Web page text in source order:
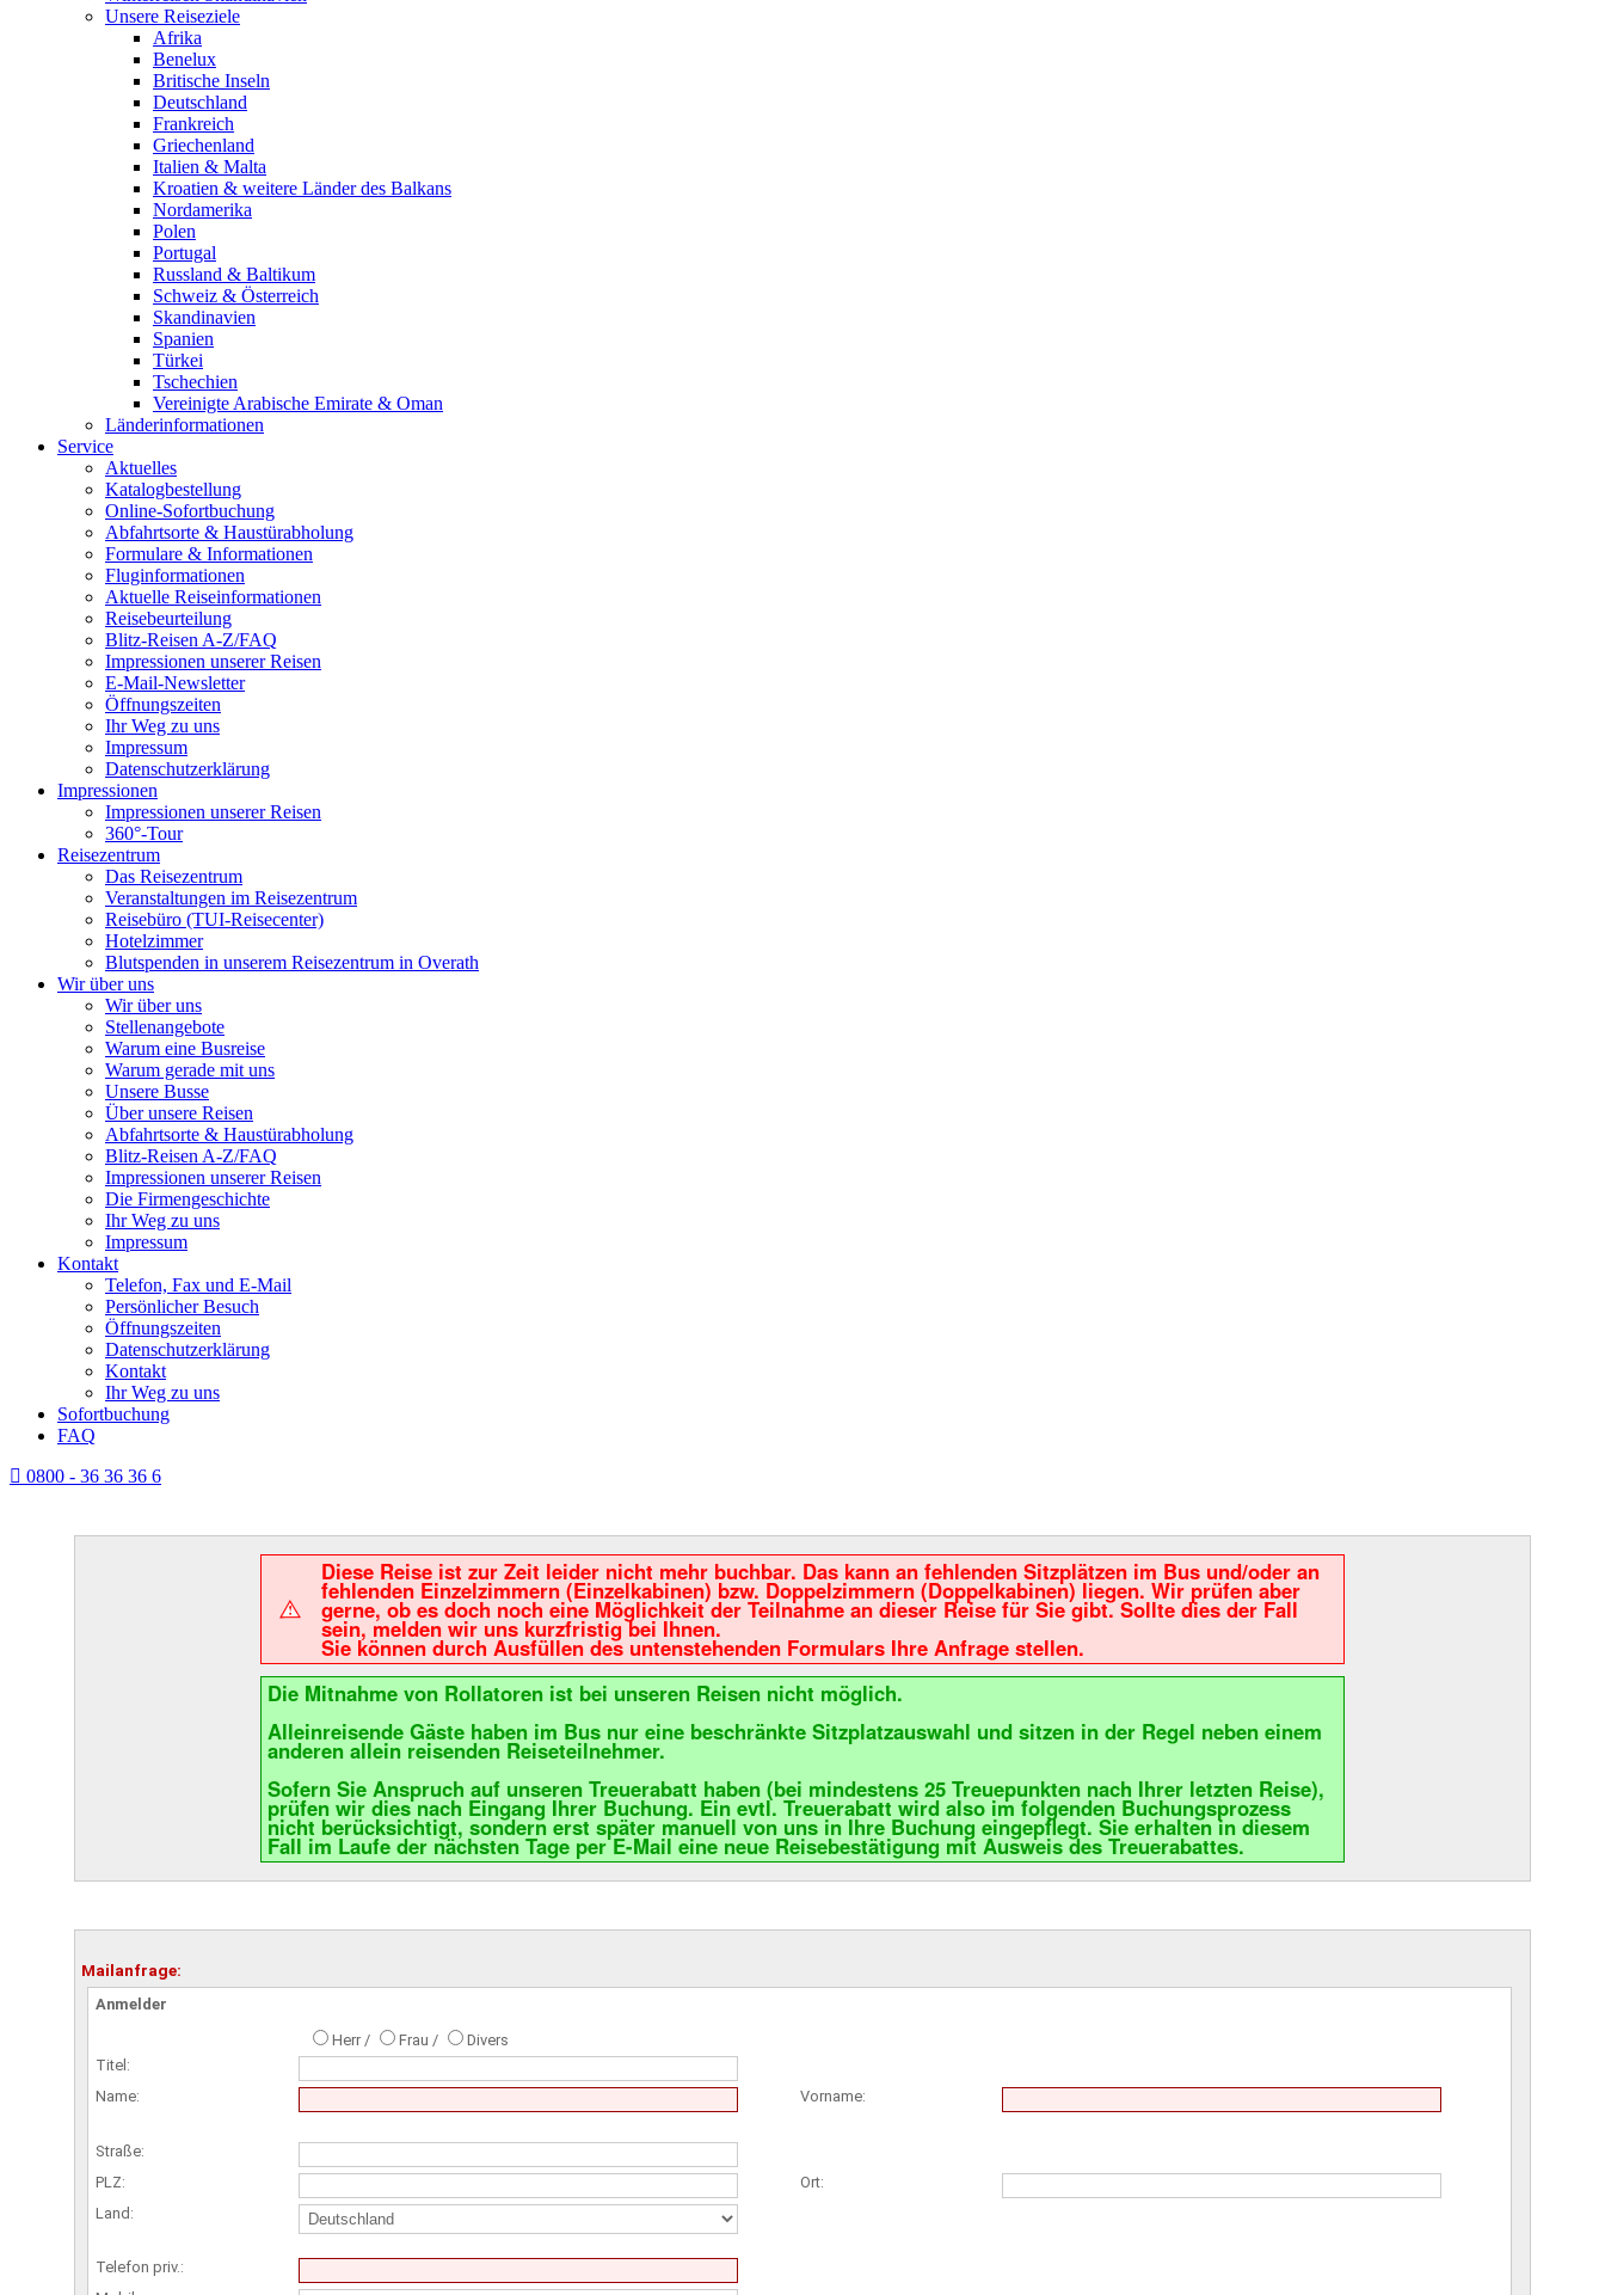
Unsere Reiseziele
Afrika
Benelux
Britische Inseln
Deutschland
Frankreich
Griechenland
Italien & Malta
Kroatien & weitere Länder des Balkans
Nordamerika
Polen
Portugal
Russland & Baltikum
Schweiz & Österreich
Skandinavien
Spanien
Türkei
Tschechien
Vereinigte Arabische Emirate & Oman
Länderinformationen
Service
Aktuelles
Katalogbestellung
Online-Sofortbuchung
Abfahrtsorte & Haustürabholung
Formulare & Informationen
Fluginformationen
Aktuelle Reiseinformationen
Reisebeurteilung
Blitz-Reisen A-Z/FAQ
Impressionen unserer Reisen
E-Mail-Newsletter
Öffnungszeiten
Ihr Weg zu uns
Impressum
Datenschutzerklärung
Impressionen
Impressionen unserer Reisen
360°-Tour
Reisezentrum
Das Reisezentrum
Veranstaltungen im Reisezentrum
Reisebüro (TUI-Reisecenter)
Hotelzimmer
Blutspenden in unserem Reisezentrum in Overath
Wir über uns
Wir über uns
Stellenangebote
Warum eine Busreise
Warum gerade mit uns
Unsere Busse
Über unsere Reisen
Abfahrtsorte & Haustürabholung
Blitz-Reisen A-Z/FAQ
Impressionen unserer Reisen
Die Firmengeschichte
Ihr Weg zu uns
Impressum
Kontakt
Telefon, Fax und E-Mail
Persönlicher Besuch
Öffnungszeiten
Datenschutzerklärung
Kontakt
Ihr Weg zu uns
Sofortbuchung
FAQ
0800 - 36 36 36 6